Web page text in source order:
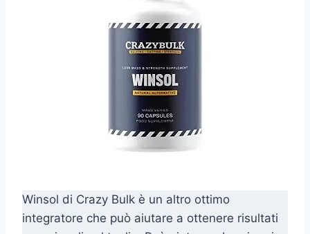
Winsol di Crazy Bulk è un altro ottimo
integratore che può aiutare a ottenere risultati